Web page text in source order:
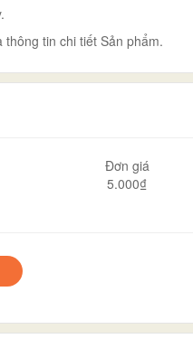
tin chi tiết Sản phẩm.
Đơn giá
5.000₫